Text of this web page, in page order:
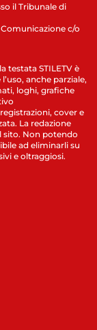
il Tribunale di
c/o
testata STILETV è
anche parziale,
loghi, grafiche
cover e
La redazione
sito. Non potendo
ad eliminarli su
e oltraggiosi.